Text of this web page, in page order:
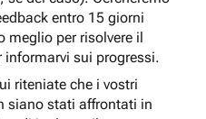
entro 15 giorni
meglio per risolvere il
informarvi sui progressi.
riteniate che i vostri
siano stati affrontati in